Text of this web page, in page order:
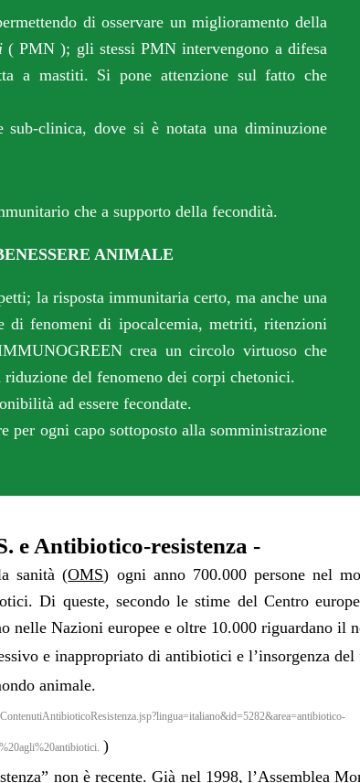
diosservare un miglioramento della
( PMN ); gli stessi PMN intervengono a difesa
a mastiti. Si pone attenzione sul fatto che
clinica, dove si è notata una diminuzione
che a supporto della fecondità.
ANIMALE
la risposta immunitaria certo, ma anche una
di fenomeni di ipocalcemia, metriti, ritenzioni
crea un circolo virtuoso che
del fenomeno dei corpi chetonici.
ad essere fecondate.
ogni capo sottoposto alla somministrazione
e Antibiotico-resistenza -
sanità (OMS) ogni anno 700.000 persone nel
Di queste, secondo le stime del Centro
nelle Nazioni europee e oltre 10.000 riguardano il
e inappropriato di antibiotici e l’insorgenza del
animale.
)
non è recente. Già nel 1998, l’Assemblea